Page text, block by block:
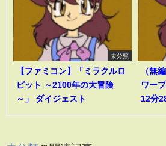
未分類
【ファミコン】「ミラクルロ
ピット ～2100年の大冒険
～」 ダイジェスト
（無
ワー
12分